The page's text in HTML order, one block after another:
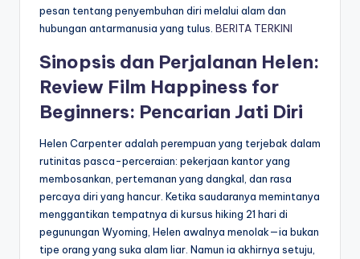
pesan tentang penyembuhan diri melalui alam dan
hubungan antarmanusia yang tulus. BERITA TERKINI
Sinopsis dan Perjalanan Helen:
Review Film Happiness for
Beginners: Pencarian Jati Diri
Helen Carpenter adalah perempuan yang terjebak dalam
rutinitas pasca-perceraian: pekerjaan kantor yang
membosankan, pertemanan yang dangkal, dan rasa
percaya diri yang hancur. Ketika saudaranya memintanya
menggantikan tempatnya di kursus hiking 21 hari di
pegunungan Wyoming, Helen awalnya menolak—ia bukan
tipe orang yang suka alam liar. Namun ia akhirnya setuju,